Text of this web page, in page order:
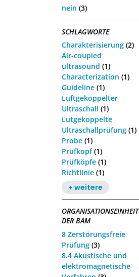
nein (3)
SCHLAGWORTE
Charakterisierung (2)
Air-coupled
ultrasound (1)
Characterization (1)
Guideline (1)
Luftgekoppelter
Ultraschall (1)
Lutgekoppelte
Ultraschallprüfung (1)
Probe (1)
Prüfkopf(1)
Prüfköpfe (1)
Richtlinie (1)
+ weitere
ORGANISATIONSEINHEIT
DER BAM
8 Zerstörungsfreie
Prüfung (3)
8.4 Akustische und
elektromagnetische